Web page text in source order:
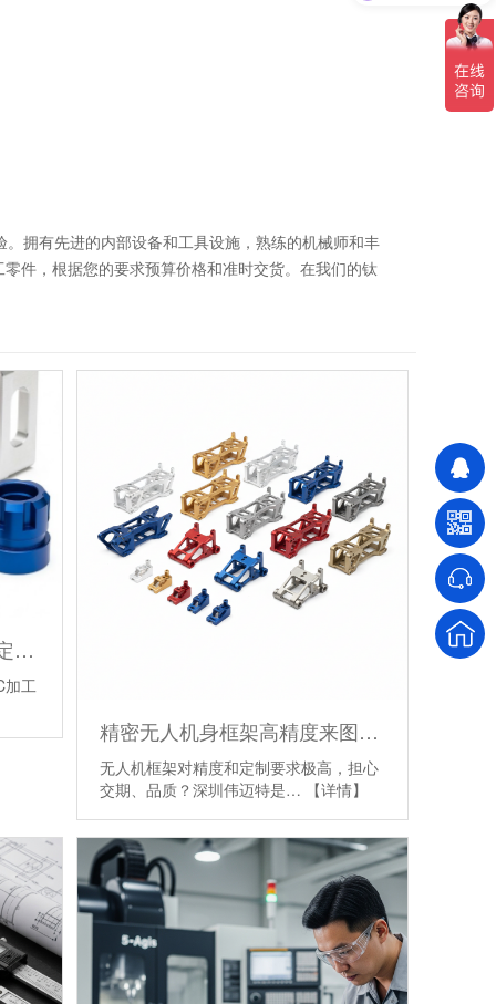
拥有先进的内部设备和工具设施，熟练的机械师和丰
件，根据您的要求预算价格和准时交货。在我们的钛
理能力：拉丝、抛光、阳极氧化、氧化、喷砂、激光
毫米ISO9001:2015认证 数钛合金应用：钛是一种有
海洋工业和极热应用 的典型理想材料。5级钛是最受
和更多介质的腐蚀，非常坚固但重量轻，且无磁性。
零件即使在具有挑战性的环境中也能具有很长的使用
熔点高，导热系数低 不与肉质组织和骨骼发生反应
光学钛合金精密件高精加工定制厂家
加工
精密无人机身框架高精度来图加工cnc加工
无人机框架对精度和定制要求极高，担心
交期、品质？深圳伟迈特是…
【详情】